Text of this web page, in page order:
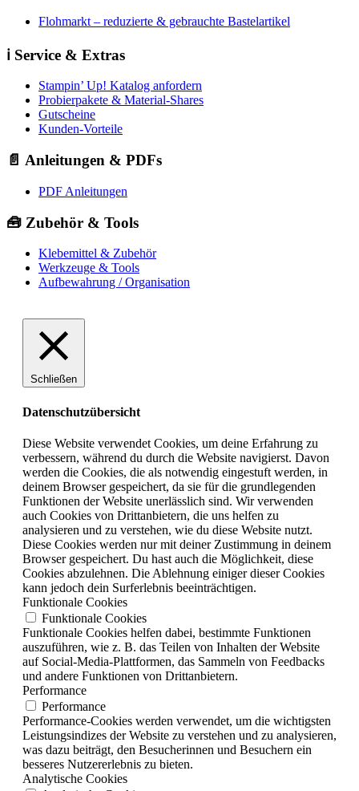
Flohmarkt – reduzierte & gebrauchte Bastelartikel
ℹ️ Service & Extras
Stampin’ Up! Katalog anfordern
Probierpakete & Material-Shares
Gutscheine
Kunden-Vorteile
📄 Anleitungen & PDFs
PDF Anleitungen
🧰 Zubehör & Tools
Klebemittel & Zubehör
Werkzeuge & Tools
Aufbewahrung / Organisation
Schließen
Datenschutzübersicht
Diese Website verwendet Cookies, um deine Erfahrung zu
verbessern, während du durch die Website navigierst. Davon
werden die Cookies, die als notwendig eingestuft werden, in
deinem Browser gespeichert, da sie für die grundlegenden
Funktionen der Website unerlässlich sind. Wir verwenden
auch Cookies von Drittanbietern, die uns helfen zu
analysieren und zu verstehen, wie du diese Website nutzt.
Diese Cookies werden nur mit deiner Zustimmung in deinem
Browser gespeichert. Du hast auch die Möglichkeit, diese
Cookies abzulehnen. Die Ablehnung einiger dieser Cookies
kann jedoch dein Surferlebnis beeinträchtigen.
Funktionale Cookies
Funktionale Cookies
Funktionale Cookies helfen dabei, bestimmte Funktionen
auszuführen, wie z. B. das Teilen von Inhalten der Website
auf Social-Media-Plattformen, das Sammeln von Feedbacks
und andere Funktionen von Drittanbietern.
Performance
Performance
Performance-Cookies werden verwendet, um die wichtigsten
Leistungsindizes der Website zu verstehen und zu analysieren,
was dazu beiträgt, den Besucherinnen und Besuchern ein
besseres Nutzererlebnis zu bieten.
Analytische Cookies